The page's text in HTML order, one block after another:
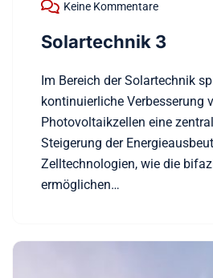
Keine Kommentare
Solartechnik 3
Im Bereich der Solartechnik
kontinuierliche Verbesserung
Photovoltaikzellen eine
Steigerung der
Zelltechnologien, wie die
ermöglichen…